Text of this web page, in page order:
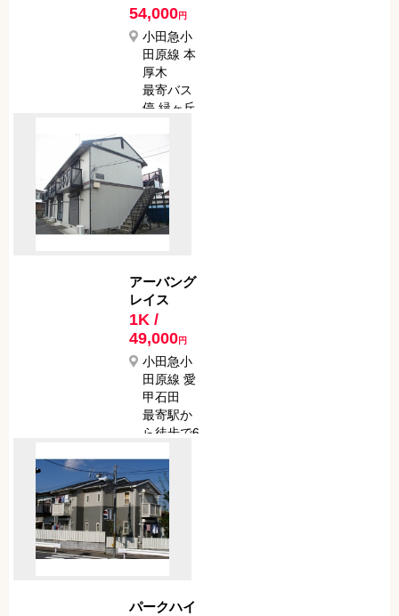
54,000円
小田急小
田原線 本
厚木
最寄バス
停 緑ヶ丘
らバスで
9分
最寄バス
停から徒
歩で 5分
アーバング
レイス
1K /
49,000円
小田急小
田原線 愛
甲石田
最寄駅か
ら徒歩で6
パークハイ